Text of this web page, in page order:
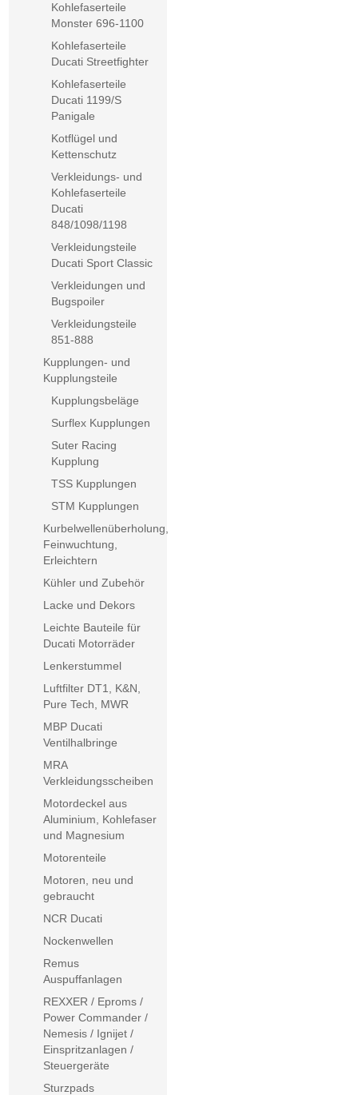
Kohlefaserteile
Monster 696-1100
Kohlefaserteile
Ducati Streetfighter
Kohlefaserteile
Ducati 1199/S
Panigale
Kotflügel und
Kettenschutz
Verkleidungs- und
Kohlefaserteile
Ducati
848/1098/1198
Verkleidungsteile
Ducati Sport Classic
Verkleidungen und
Bugspoiler
Verkleidungsteile
851-888
Kupplungen- und
Kupplungsteile
Kupplungsbeläge
Surflex Kupplungen
Suter Racing
Kupplung
TSS Kupplungen
STM Kupplungen
Kurbelwellenüberholung,
Feinwuchtung,
Erleichtern
Kühler und Zubehör
Lacke und Dekors
Leichte Bauteile für
Ducati Motorräder
Lenkerstummel
Luftfilter DT1, K&N,
Pure Tech, MWR
MBP Ducati
Ventilhalbringe
MRA
Verkleidungsscheiben
Motordeckel aus
Aluminium, Kohlefaser
und Magnesium
Motorenteile
Motoren, neu und
gebraucht
NCR Ducati
Nockenwellen
Remus
Auspuffanlagen
REXXER / Eproms /
Power Commander /
Nemesis / Ignijet /
Einspritzanlagen /
Steuergeräte
Sturzpads